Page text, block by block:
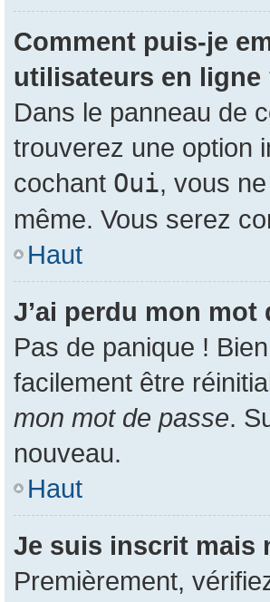
Comment puis-je
utilisateurs en ligne
Dans le panneau de
trouverez une option
cochant Oui, vous
même. Vous serez
Haut
J’ai perdu mon mot
Pas de panique !
facilement être
mon mot de passe.
nouveau.
Haut
Je suis inscrit mais
Premièrement,